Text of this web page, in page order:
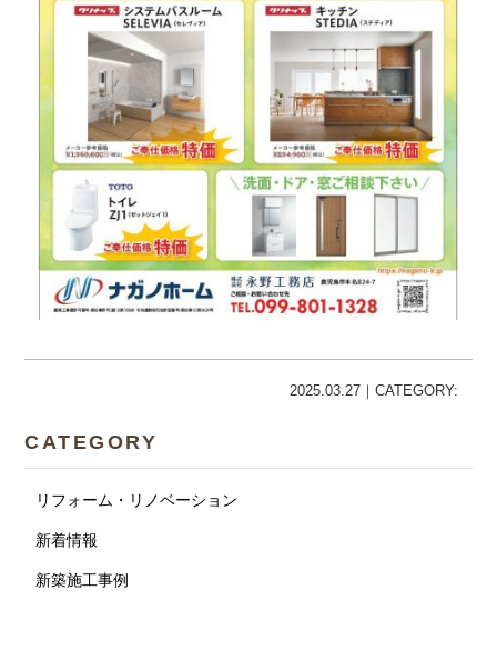
2025.03.27｜CATEGORY:
CATEGORY
リフォーム・リノベーション
新着情報
新築施工事例